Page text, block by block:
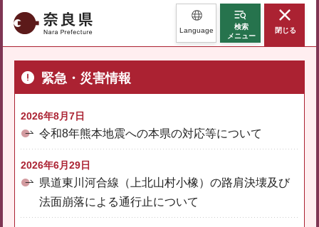
奈良県 Language
検索
メニュー
閉じる
緊急・災害情報
2026年8月7日
令和8年熊本地震への本県の対応等について
2026年6月29日
県道東川河合線（上北山村小橡）の路肩決壊及び
法面崩落による通行止について